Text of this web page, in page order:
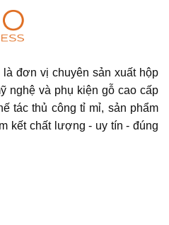
đơn vị chuyên sản xuất hộp
nghệ và phụ kiện gỗ cao cấp
tác thủ công tỉ mỉ, sản phẩm
kết chất lượng - uy tín - đúng